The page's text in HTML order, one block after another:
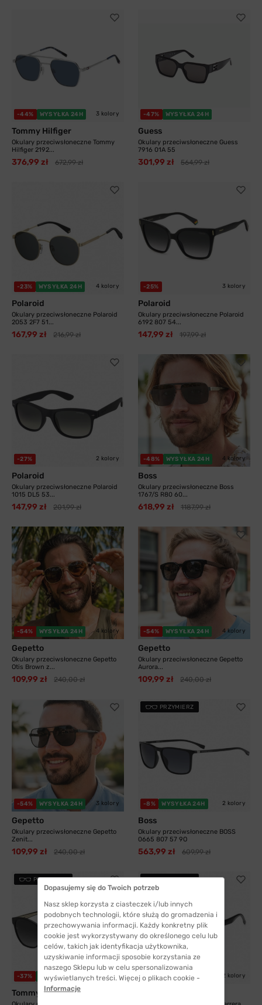
-44% WYSYŁKA 24H 3 kolory
Tommy Hilfiger
Okulary przeciwsłoneczne Tommy
Hilfiger 2192...
376,99 zł 672,99 zł
-47% WYSYŁKA 24H
Guess
Okulary przeciwsłoneczne Guess
7916 01A 55
301,99 zł 564,99 zł
-23% WYSYŁKA 24H 4 kolory
Polaroid
Okulary przeciwsłoneczne Polaroid
2053 2F7 51...
167,99 zł 216,99 zł
-25% 3 kolory
Polaroid
Okulary przeciwsłoneczne Polaroid
6192 807 54...
147,99 zł 197,99 zł
-27% 2 kolory
Polaroid
Okulary przeciwsłoneczne Polaroid
1015 DL5 53...
147,99 zł 201,99 zł
-48% WYSYŁKA 24H 4 kolory
Boss
Okulary przeciwsłoneczne Boss
1767/S R80 60...
618,99 zł 1187,99 zł
-54% WYSYŁKA 24H 4 kolory
Gepetto
Okulary przeciwsłoneczne Gepetto
Otis Brown z...
109,99 zł 240,00 zł
-54% WYSYŁKA 24H 4 kolory
Gepetto
Okulary przeciwsłoneczne Gepetto
Aurora...
109,99 zł 240,00 zł
-54% WYSYŁKA 24H 3 kolory
Gepetto
Okulary przeciwsłoneczne Gepetto
Zenit...
109,99 zł 240,00 zł
PRZYMIERZ
-8% WYSYŁKA 24H 2 kolory
Boss
Okulary przeciwsłoneczne BOSS
0665 807 57 9O
563,99 zł 609,99 zł
PRZYMIERZ
-37% WYSYŁKA 24H 2 kolory
Tommy Hilfiger
PRZYMIERZ
-21% WYSYŁKA 24H 2 kolory
Dopasujemy się do Twoich potrzeb
Nasz sklep korzysta z ciasteczek i/lub innych
podobnych technologii, które służą do gromadzenia i
przechowywania informacji. Każdy konkretny plik
cookie jest wykorzystywany do określonego celu lub
celów, takich jak identyfikacja użytkownika,
uzyskiwanie informacji sposobie korzystania ze
naszego Sklepu lub w celu spersonalizowania
wyświetlanych treści. Więcej o plikach cookie -
Informacje